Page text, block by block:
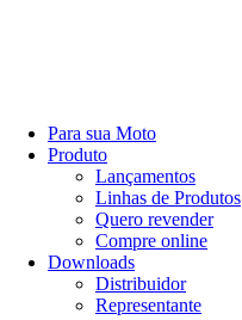
Para sua Moto
Produto
Lançamentos
Linhas de Produtos
Quero revender
Compre online
Downloads
Distribuidor
Representante